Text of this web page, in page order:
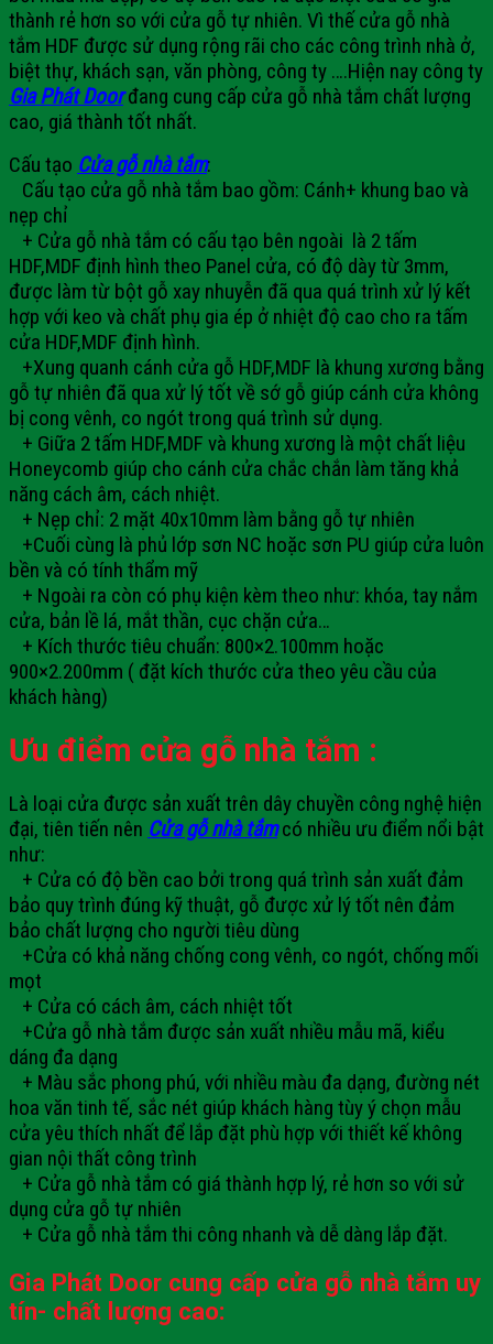
thành rẻ hơn so với cửa gỗ tự nhiên. Vì thế cửa gỗ nhà
tắm HDF được sử dụng rộng rãi cho các công trình nhà ở,
biệt thự, khách sạn, văn phòng, công ty ….Hiện nay công ty
Gia Phát Doorđang cung cấp cửa gỗ nhà tắm chất lượng
cao, giá thành tốt nhất.
Cấu tạo Cửa gỗ nhà tắm:
Cấu tạo cửa gỗ nhà tắm bao gồm: Cánh+ khung bao và
nẹp chỉ
+ Cửa gỗ nhà tắm có cấu tạo bên ngoài là 2 tấm
HDF,MDF định hình theo Panel cửa, có độ dày từ 3mm,
được làm từ bột gỗ xay nhuyễn đã qua quá trình xử lý kết
hợp với keo và chất phụ gia ép ở nhiệt độ cao cho ra tấm
cửa HDF,MDF định hình.
+Xung quanh cánh cửa gỗ HDF,MDF là khung xương bằng
gỗ tự nhiên đã qua xử lý tốt về sớ gỗ giúp cánh cửa không
bị cong vênh, co ngót trong quá trình sử dụng.
+ Giữa 2 tấm HDF,MDF và khung xương là một chất liệu
Honeycomb giúp cho cánh cửa chắc chắn làm tăng khả
năng cách âm, cách nhiệt.
+ Nẹp chỉ: 2 mặt 40x10mm làm bằng gỗ tự nhiên
+Cuối cùng là phủ lớp sơn NC hoặc sơn PU giúp cửa luôn
bền và có tính thẩm mỹ
+ Ngoài ra còn có phụ kiện kèm theo như: khóa, tay nắm
cửa, bản lề lá, mắt thần, cục chặn cửa…
+ Kích thước tiêu chuẩn: 800×2.100mm hoặc
900×2.200mm ( đặt kích thước cửa theo yêu cầu của
khách hàng)
Ưu điểm cửa gỗ nhà tắm :
Là loại cửa được sản xuất trên dây chuyền công nghệ hiện
đại, tiên tiến nên Cửa gỗ nhà tắmcó nhiều ưu điểm nổi bật
như:
+ Cửa có độ bền cao bởi trong quá trình sản xuất đảm
bảo quy trình đúng kỹ thuật, gỗ được xử lý tốt nên đảm
bảo chất lượng cho người tiêu dùng
+Cửa có khả năng chống cong vênh, co ngót, chống mối
mọt
+ Cửa có cách âm, cách nhiệt tốt
+Cửa gỗ nhà tắm được sản xuất nhiều mẫu mã, kiểu
dáng đa dạng
+ Màu sắc phong phú, với nhiều màu đa dạng, đường nét
hoa văn tinh tế, sắc nét giúp khách hàng tùy ý chọn mẫu
cửa yêu thích nhất để lắp đặt phù hợp với thiết kế không
gian nội thất công trình
+ Cửa gỗ nhà tắm có giá thành hợp lý, rẻ hơn so với sử
dụng cửa gỗ tự nhiên
+ Cửa gỗ nhà tắm thi công nhanh và dễ dàng lắp đặt.
Gia Phát Door cung cấp cửa gỗ nhà tắm uy
tín- chất lượng cao: